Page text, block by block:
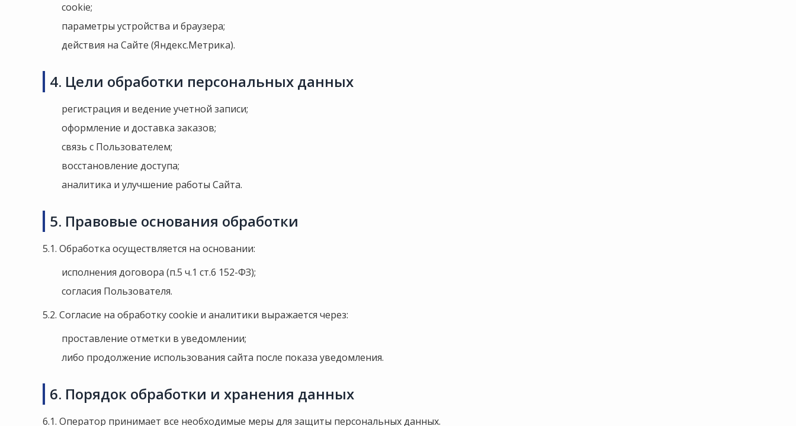
cookie;
параметры устройства и браузера;
действия на Сайте (Яндекс.Метрика).
4. Цели обработки персональных данных
регистрация и ведение учетной записи;
оформление и доставка заказов;
связь с Пользователем;
восстановление доступа;
аналитика и улучшение работы Сайта.
5. Правовые основания обработки
5.1. Обработка осуществляется на основании:
исполнения договора (п.5 ч.1 ст.6 152-ФЗ);
согласия Пользователя.
5.2. Согласие на обработку cookie и аналитики выражается через:
проставление отметки в уведомлении;
либо продолжение использования сайта после показа уведомления.
6. Порядок обработки и хранения данных
6.1. Оператор принимает все необходимые меры для защиты персональных данных.